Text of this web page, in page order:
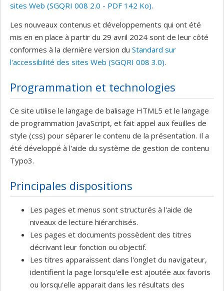
sites Web (SGQRI 008 2.0 - PDF 142 Ko).
Les nouveaux contenus et développements qui ont été
mis en en place à partir du 29 avril 2024 sont de leur côté
conformes à la dernière version du Standard sur
l'accessibilité des sites Web (SGQRI 008 3.0).
Programmation et technologies
Ce site utilise le langage de balisage HTML5 et le langage
de programmation JavaScript, et fait appel aux feuilles de
style (css) pour séparer le contenu de la présentation. Il a
été développé à l'aide du système de gestion de contenu
Typo3.
Principales dispositions
Les pages et menus sont structurés à l'aide de
niveaux de lecture hiérarchisés.
Les pages et documents possèdent des titres
décrivant leur fonction ou objectif.
Les titres apparaissent dans l'onglet du navigateur,
identifient la page lorsqu'elle est ajoutée aux favoris
ou lorsqu'elle apparait dans les résultats des